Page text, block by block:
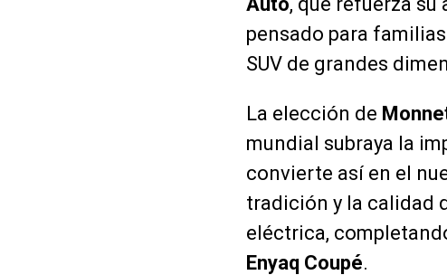
pensado para
SUV de grandes
La elección de
mundial subraya la
convierte así en el
tradición y la calidad
eléctrica,
Enyaq Coupé.